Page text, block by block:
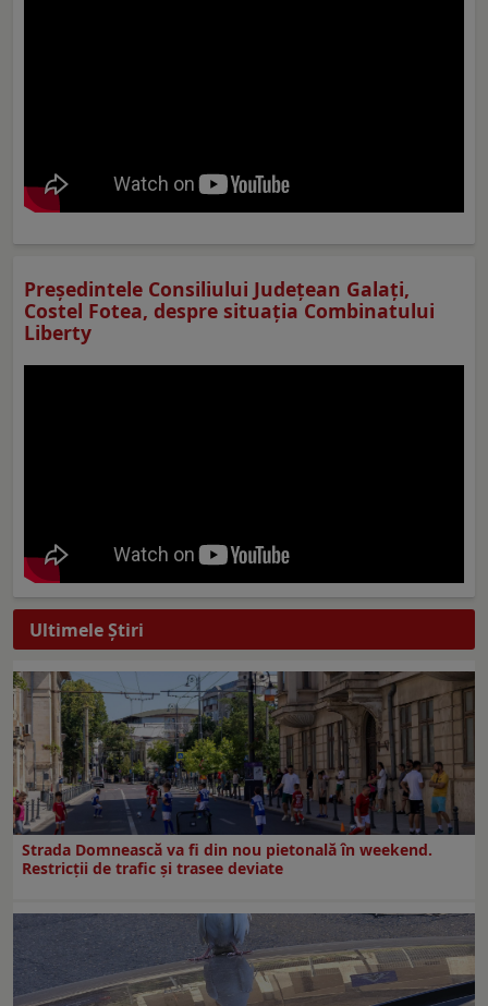
Preşedintele Consiliului Judeţean Galaţi,
Costel Fotea, despre situaţia Combinatului
Liberty
Ultimele Ştiri
Strada Domnească va fi din nou pietonală în weekend.
Restricţii de trafic şi trasee deviate